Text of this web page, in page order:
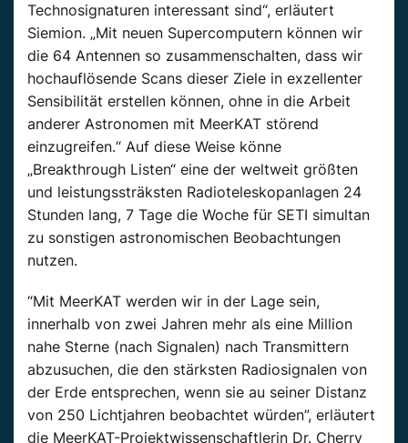
Technosignaturen interessant sind“, erläutert
Siemion. „Mit neuen Supercomputern können wir
die 64 Antennen so zusammenschalten, dass wir
hochauflösende Scans dieser Ziele in exzellenter
Sensibilität erstellen können, ohne in die Arbeit
anderer Astronomen mit MeerKAT störend
einzugreifen.“ Auf diese Weise könne
„Breakthrough Listen“ eine der weltweit größten
und leistungssträksten Radioteleskopanlagen 24
Stunden lang, 7 Tage die Woche für SETI simultan
zu sonstigen astronomischen Beobachtungen
nutzen.
“Mit MeerKAT werden wir in der Lage sein,
innerhalb von zwei Jahren mehr als eine Million
nahe Sterne (nach Signalen) nach Transmittern
abzusuchen, die den stärksten Radiosignalen von
der Erde entsprechen, wenn sie au seiner Distanz
von 250 Lichtjahren beobachtet würden”, erläutert
die MeerKAT-Projektwissenschaftlerin Dr. Cherry